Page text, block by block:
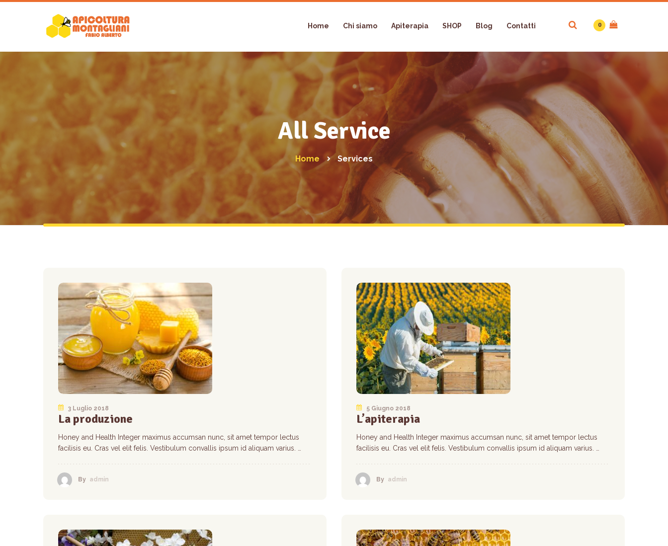
Home Chi siamo Apiterapia SHOP Blog Contatti 0
All Service
Home Services
3 Luglio 2018
La produzione
Honey and Health Integer maximus accumsan nunc, sit amet tempor lectus
facilisis eu. Cras vel elit felis. Vestibulum convallis ipsum id aliquam varius. …
By admin
5 Giugno 2018
L’apiterapia
Honey and Health Integer maximus accumsan nunc, sit amet tempor lectus
facilisis eu. Cras vel elit felis. Vestibulum convallis ipsum id aliquam varius. …
By admin